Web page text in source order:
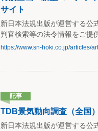
サイト
新日本法規出版が運営する公
判官検索等の法令情報をご提
https://www.sn-hoki.co.jp/articles/
記事
TDB景気動向調査（全国
新日本法規出版が運営する公